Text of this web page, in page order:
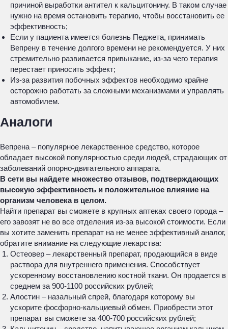
причиной выработки антител к кальцитонину. В таком случае
нужно на время остановить терапию, чтобы восстановить ее
эффективность;
Если у пациента имеется болезнь Педжета, принимать
Вепрену в течение долгого времени не рекомендуется. У них
стремительно развивается привыкание, из-за чего терапия
перестает приносить эффект;
Из-за развития побочных эффектов необходимо крайне
осторожно работать за сложными механизмами и управлять
автомобилем.
Аналоги
Вепрена – популярное лекарственное средство, которое
обладает высокой популярностью среди людей, страдающих от
заболеваний опорно-двигательного аппарата.
В сети вы найдете множество отзывов, подтверждающих
высокую эффективность и положительное влияние на
организм человека в целом.
Найти препарат вы сможете в крупных аптеках своего города –
его завозят не во все отделения из-за высокой стоимости. Если
вы хотите заменить препарат на не менее эффективный аналог,
обратите внимание на следующие лекарства:
Остеовер – лекарственный препарат, продающийся в виде
раствора для внутреннего применения. Способствует
ускоренному восстановлению костной ткани. Он продается в
среднем за 900-1100 российских рублей;
Алостин – назальный спрей, благодаря которому вы
ускорите фосфорно-кальциевый обмен. Приобрести этот
препарат вы сможете за 400-700 российских рублей;